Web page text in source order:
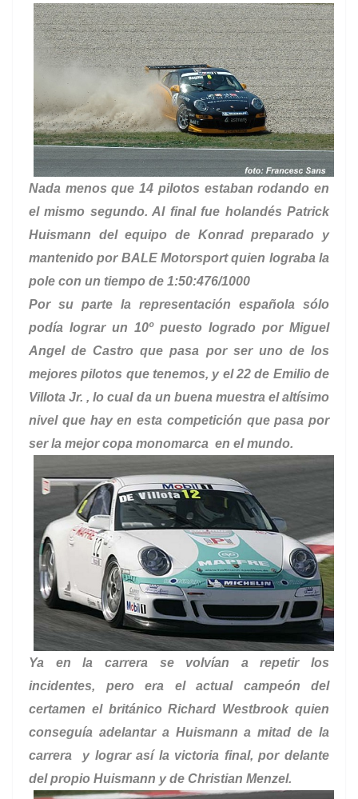
Nada menos que 14 pilotos estaban rodando en
el mismo segundo. Al final fue holandés Patrick
Huismann del equipo de Konrad preparado y
mantenido por BALE Motorsportquien lograba la
pole con un tiempo de 1:50:476/1000
Por su parte la representación española sólo
podía lograr un 10º puesto logrado por Miguel
Angel de Castro que pasa por ser uno de los
mejores pilotos que tenemos, y el 22 de Emilio de
Villota Jr. , lo cual da un buena muestra el altísimo
nivel que hay en esta competición que pasa por
ser la mejor copa monomarca en el mundo.
Ya en la carrera se volvían a repetir los
incidentes, pero era el actual campeón del
certamen el británico Richard Westbrook quien
conseguía adelantar a Huismann a mitad de la
carrera y lograr así la victoria final, por delante
del propio Huismann y de Christian Menzel.